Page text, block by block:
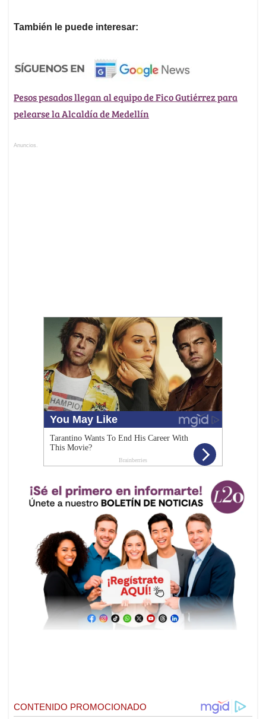
También le puede interesar:
Pesos pesados llegan al equipo de Fico Gutiérrez para
pelearse la Alcaldía de Medellín
Anuncios.